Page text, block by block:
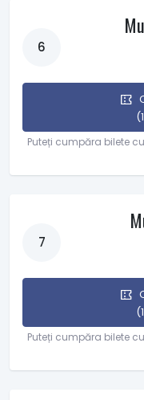
6
Puteți cumpăra bilete
7
Puteți cumpăra bilete